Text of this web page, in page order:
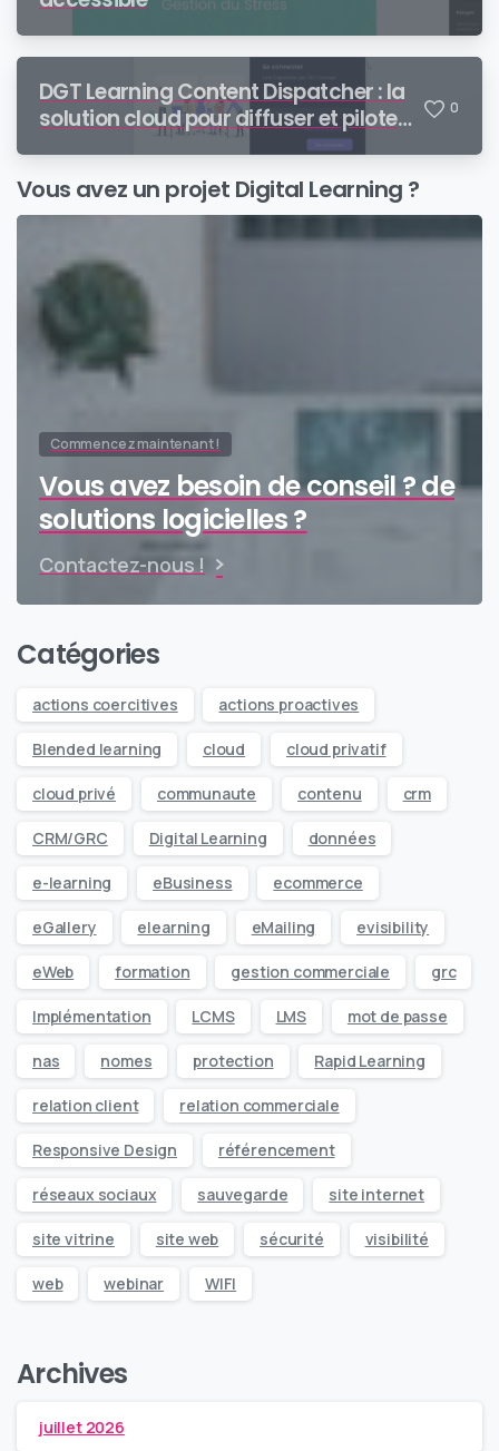
DGT Learning Content Dispatcher : la
solution cloud pour diffuser et piloter
vos contenus SCORM auprès de vos
0
Vous avez un projet Digital Learning ?
Commencez maintenant !
Vous avez besoin de conseil ? de
solutions logicielles ?
Contactez-nous !
Catégories
actions coercitives actions proactives
Blended learning cloud cloud privatif
cloud privé communaute contenu crm
CRM/GRC Digital Learning données
e-learning eBusiness ecommerce
eGallery elearning eMailing evisibility
eWeb formation gestion commerciale grc
Implémentation LCMS LMS mot de passe
nas nomes protection Rapid Learning
relation client relation commerciale
Responsive Design référencement
réseaux sociaux sauvegarde site internet
site vitrine site web sécurité visibilité
web webinar WIFI
Archives
juillet 2026